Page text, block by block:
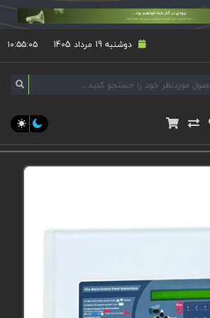
دوشنبه 19 مرداد 1405 ۱۰:۵۵:۰۶